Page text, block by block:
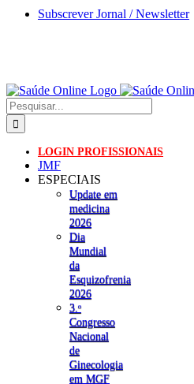
Skip
Subscrever Jornal / Newsletter
Pesquisar
LOGIN PROFISSIONAIS
JMF
ESPECIAIS
Update em
medicina
2026
Dia
Mundial
da
Esquizofrenia
2026
3.ᵒ
Congresso
Nacional
de
Ginecologia
em MGF